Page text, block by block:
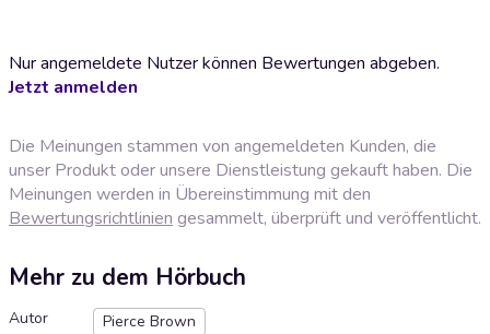
Nur angemeldete Nutzer können Bewertungen abgeben.
Jetzt anmelden
Die Meinungen stammen von angemeldeten Kunden, die
unser Produkt oder unsere Dienstleistung gekauft haben. Die
Meinungen werden in Übereinstimmung mit den
Bewertungsrichtlinien gesammelt, überprüft und veröffentlicht.
Mehr zu dem Hörbuch
Autor
Pierce Brown